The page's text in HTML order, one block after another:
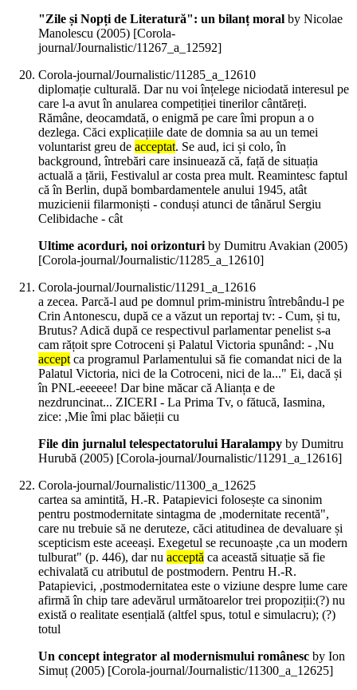
"Zile și Nopți de Literatură": un bilanț moral by Nicolae
Manolescu (2005) [Corola-
journal/Journalistic/11267_a_12592]
Corola-journal/Journalistic/11285_a_12610
diplomație culturală. Dar nu voi înțelege niciodată interesul pe
care l-a avut în anularea competiției tinerilor cântăreți.
Rămâne, deocamdată, o enigmă pe care îmi propun a o
dezlega. Căci explicațiile date de domnia sa au un temei
voluntarist greu de acceptat. Se aud, ici și colo, în
background, întrebări care insinuează că, față de situația
actuală a țării, Festivalul ar costa prea mult. Reamintesc faptul
că în Berlin, după bombardamentele anului 1945, atât
muzicienii filarmoniști - conduși atunci de tânărul Sergiu
Celibidache - cât
Ultime acorduri, noi orizonturiby Dumitru Avakian (2005)
[Corola-journal/Journalistic/11285_a_12610]
Corola-journal/Journalistic/11291_a_12616
a zecea. Parcă-l aud pe domnul prim-ministru întrebându-l pe
Crin Antonescu, după ce a văzut un reportaj tv: - Cum, și tu,
Brutus? Adică după ce respectivul parlamentar penelist s-a
cam rățoit spre Cotroceni și Palatul Victoria spunând: - ,Nu
acceptca programul Parlamentului să fie comandat nici de la
Palatul Victoria, nici de la Cotroceni, nici de la..." Ei, dacă și
în PNL-eeeeee! Dar bine măcar că Alianța e de
nezdruncinat... ZICERI - La Prima Tv, o fătucă, Iasmina,
zice: ,Mie îmi plac băieții cu
File din jurnalul telespectatorului Haralampy by Dumitru
Hurubă (2005) [Corola-journal/Journalistic/11291_a_12616]
Corola-journal/Journalistic/11300_a_12625
cartea sa amintită, H.-R. Patapievici folosește ca sinonim
pentru postmodernitate sintagma de ,modernitate recentă",
care nu trebuie să ne deruteze, căci atitudinea de devaluare și
scepticism este aceeași. Exegetul se recunoaște ,ca un modern
tulburat" (p. 446), dar nu acceptă ca această situație să fie
echivalată cu atributul de postmodern. Pentru H.-R.
Patapievici, ,postmodernitatea este o viziune despre lume care
afirmă în chip tare adevărul următoarelor trei propoziții:(?) nu
există o realitate esențială (altfel spus, totul e simulacru); (?)
totul
Un concept integrator al modernismului românesc by Ion
Simuț (2005) [Corola-journal/Journalistic/11300_a_12625]